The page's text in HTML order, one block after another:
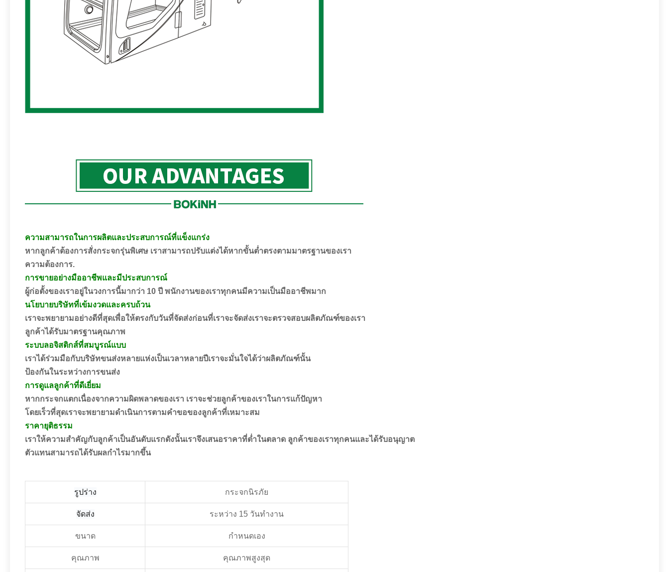
ความสามารถในการผลิตและประสบการณ์ที่แข็งแกร่ง
หากลูกค้าต้องการสั่งกระจกรุ่นพิเศษ เราสามารถปรับแต่งได้หากขั้นต่ำตรงตามมาตรฐานของเรา
ความต้องการ.
การขายอย่างมืออาชีพและมีประสบการณ์
ผู้ก่อตั้งของเราอยู่ในวงการนี้มากว่า 10 ปี พนักงานของเราทุกคนมีความเป็นมืออาชีพมาก
นโยบายบริษัทที่เข้มงวดและครบถ้วน
เราจะพยายามอย่างดีที่สุดเพื่อให้ตรงกับวันที่จัดส่งก่อนที่เราจะจัดส่งเราจะตรวจสอบผลิตภัณฑ์ของเรา
ลูกค้าได้รับมาตรฐานคุณภาพ
ระบบลอจิสติกส์ที่สมบูรณ์แบบ
เราได้ร่วมมือกับบริษัทขนส่งหลายแห่งเป็นเวลาหลายปีเราจะมั่นใจได้ว่าผลิตภัณฑ์นั้น
ป้องกันในระหว่างการขนส่ง
การดูแลลูกค้าที่ดีเยี่ยม
หากกระจกแตกเนื่องจากความผิดพลาดของเรา เราจะช่วยลูกค้าของเราในการแก้ปัญหา
โดยเร็วที่สุดเราจะพยายามดำเนินการตามคำขอของลูกค้าที่เหมาะสม
ราคายุติธรรม
เราให้ความสำคัญกับลูกค้าเป็นอันดับแรกดังนั้นเราจึงเสนอราคาที่ต่ำในตลาด ลูกค้าของเราทุกคนและได้รับอนุญาต
ตัวแทนสามารถได้รับผลกำไรมากขึ้น
รูปร่าง กระจกนิรภัย
จัดส่ง ระหว่าง 15 วันทำงาน
ขนาด กำหนดเอง
คุณภาพ คุณภาพสูงสุด